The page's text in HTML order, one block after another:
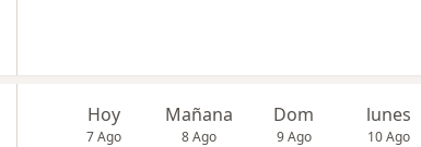
Hoy
7 Ago
Mañana
8 Ago
Dom
9 Ago
lunes
10 Ago